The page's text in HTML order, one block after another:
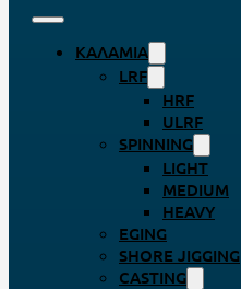
ΚΑΛΆΜΙΑ
LRF
HRF
ULRF
SPINNING
LIGHT
MEDIUM
HEAVY
EGING
SHORE JIGGING
CASTING